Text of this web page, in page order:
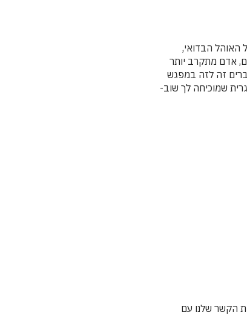
האוהל הבדואי,
אדם מתקרב יותר
זה לזה במפגש
שמוכיחה לך שוב-
הקשר שלנו עם